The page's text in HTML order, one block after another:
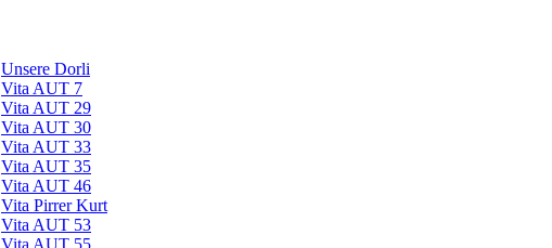
Unsere Dorli
Vita AUT 7
Vita AUT 29
Vita AUT 30
Vita AUT 33
Vita AUT 35
Vita AUT 46
Vita Pirrer Kurt
Vita AUT 53
Vita AUT 55